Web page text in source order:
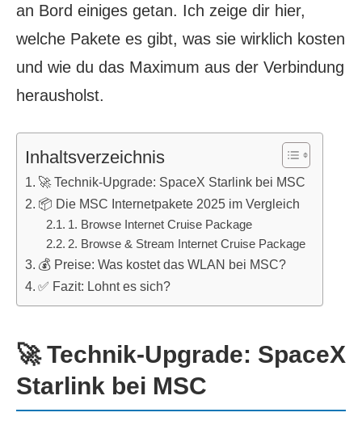
an Bord einiges getan. Ich zeige dir hier,
welche Pakete es gibt, was sie wirklich kosten
und wie du das Maximum aus der Verbindung
herausholst.
Inhaltsverzeichnis
🚀 Technik-Upgrade: SpaceX Starlink bei MSC
📦 Die MSC Internetpakete 2025 im Vergleich
1. Browse Internet Cruise Package
2. Browse & Stream Internet Cruise Package
💰 Preise: Was kostet das WLAN bei MSC?
✅ Fazit: Lohnt es sich?
🚀 Technik-Upgrade: SpaceX
Starlink bei MSC